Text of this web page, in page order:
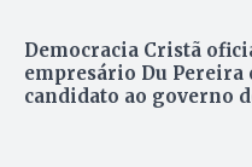
Democracia Cristã
empresário Du Pereira
candidato ao governo